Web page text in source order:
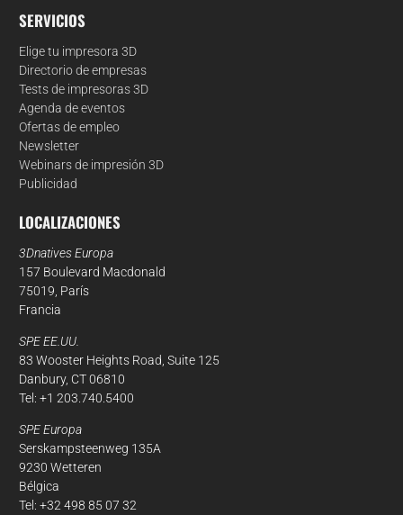
SERVICIOS
Elige tu impresora 3D
Directorio de empresas
Tests de impresoras 3D
Agenda de eventos
Ofertas de empleo
Newsletter
Webinars de impresión 3D
Publicidad
LOCALIZACIONES
3Dnatives Europa
157 Boulevard Macdonald
75019, París
Francia
SPE EE.UU.
83 Wooster Heights Road, Suite 125
Danbury, CT 06810
Tel: +1 203.740.5400
SPE Europa
Serskampsteenweg 135A
9230 Wetteren
Bélgica
Tel: +32 498 85 07 32